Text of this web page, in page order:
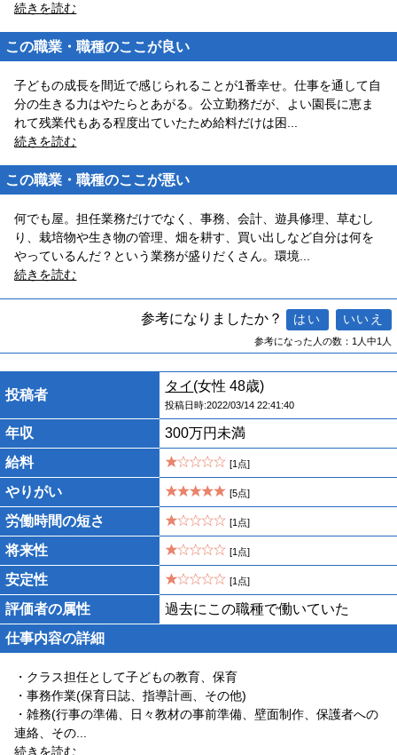
続きを読む
この職業・職種のここが良い
子どもの成長を間近で感じられることが1番幸せ。仕事を通して自
分の生きる力はやたらとあがる。公立勤務だが、よい園長に恵ま
れて残業代もある程度出ていたため給料だけは困
続きを読む
この職業・職種のここが悪い
何でも屋。担任業務だけでなく、事務、会計、遊具修理、草むし
り、栽培物や生き物の管理、畑を耕す、買い出しなど自分は何を
やっているんだ？という業務が盛りだくさん。環境
続きを読む
参考になりましたか？
参考になった人の数：1人中1人
投稿者
タイ (女性 48歳)
投稿日時:2022/03/14 22:41:40
年収
300万円未満
給料
[1点]
やりがい [5点]
労働時間の短さ [1点]
将来性 [1点]
安定性 [1点]
評価者の属性
過去にこの職種で働いていた
仕事内容の詳細
・クラス担任として子どもの教育、保育
・事務作業(保育日誌、指導計画、その他)
・雑務(行事の準備、日々教材の事前準備、壁面制作、保護者への
連絡、その
続きを読む